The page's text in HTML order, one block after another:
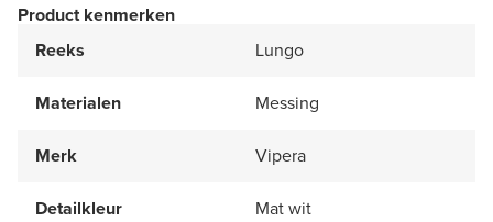
Product kenmerken
Reeks
Lungo
Materialen Messing
Merk Vipera
Detailkleur Mat wit